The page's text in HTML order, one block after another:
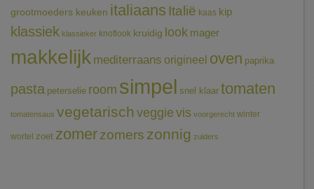
grootmoeders keuken italiaans Italië kaas kip
klassiek klassieker knoflook kruidig look mager
makkelijk mediterraans origineel oven paprika
pasta peterselie room simpel snel klaar tomaten
tomatensaus vegetarischveggie vis voorgerecht winter
wortel zoet zomerzomers zonnig zuiders